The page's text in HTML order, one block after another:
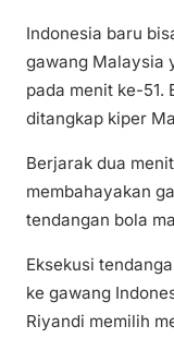
Indonesia baru
gawang Malaysia
pada menit ke-51.
ditangkap kiper
Berjarak dua
membahayakan
tendangan bola
Eksekusi
ke gawang
Riyandi memilih